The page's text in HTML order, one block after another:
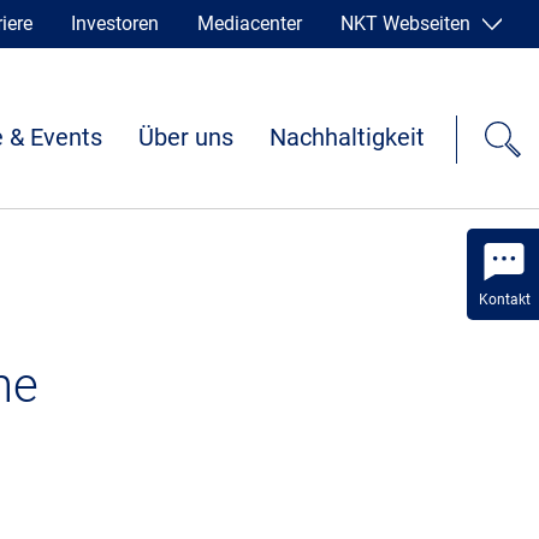
Kontakt
Investoren Mediacenter NKT Webseiten
& Events Über uns Nachhaltigkeit